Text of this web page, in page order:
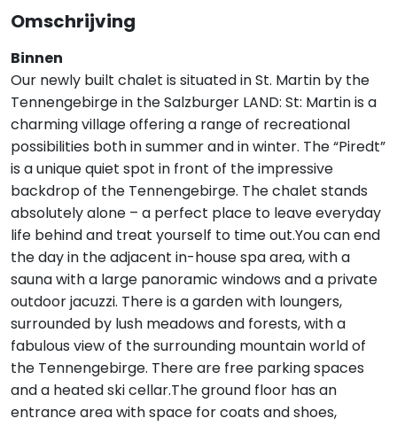
Omschrijving
Binnen
Our newly built chalet is situated in St. Martin by the
Tennengebirge in the Salzburger LAND: St: Martin is a
charming village offering a range of recreational
possibilities both in summer and in winter. The “Piredt”
is a unique quiet spot in front of the impressive
backdrop of the Tennengebirge. The chalet stands
absolutely alone – a perfect place to leave everyday
life behind and treat yourself to time out.You can end
the day in the adjacent in-house spa area, with a
sauna with a large panoramic windows and a private
outdoor jacuzzi. There is a garden with loungers,
surrounded by lush meadows and forests, with a
fabulous view of the surrounding mountain world of
the Tennengebirge. There are free parking spaces
and a heated ski cellar.The ground floor has an
entrance area with space for coats and shoes,